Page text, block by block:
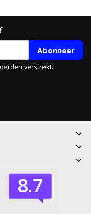
Abonneer
verstrekt.